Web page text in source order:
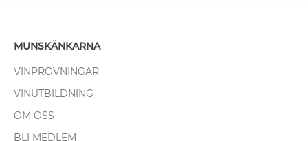
MUNSKÄNKARNA
VINPROVNINGAR
VINUTBILDNING
OM OSS
BLI MEDLEM